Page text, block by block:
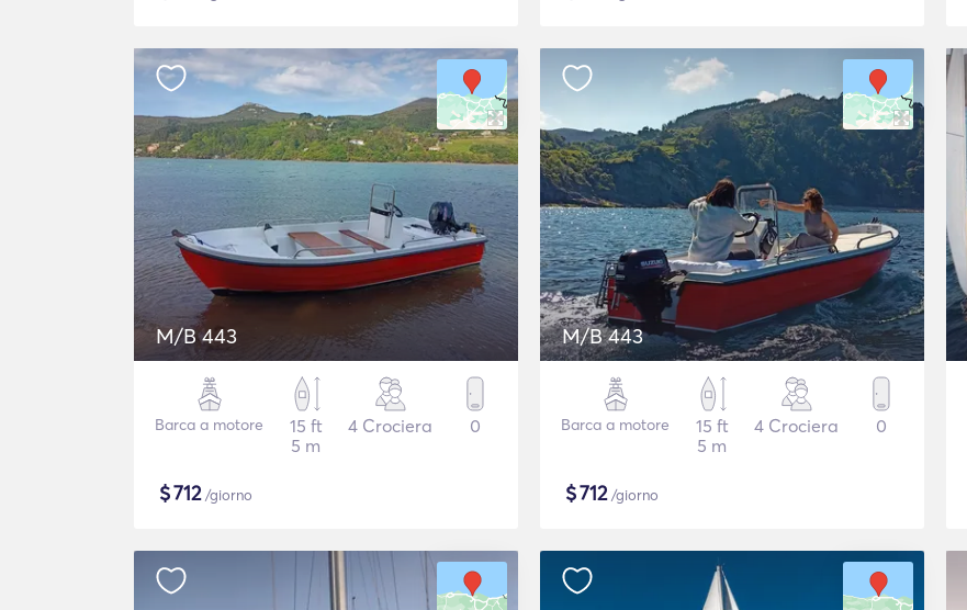
M/B 443
Barca a motore
15 ft
5 m
4 Crociera 0
$712/giorno
M/B 443
Barca a motore
15 ft
5 m
4 Crociera 0
$712/giorno